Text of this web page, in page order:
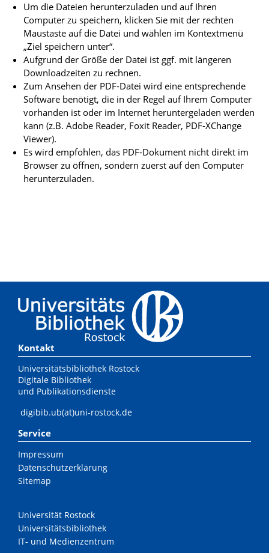
Um die Dateien herunterzuladen und auf Ihren
Computer zu speichern, klicken Sie mit der rechten
Maustaste auf die Datei und wählen im Kontextmenü
„Ziel speichern unter“.
Aufgrund der Größe der Datei ist ggf. mit längeren
Downloadzeiten zu rechnen.
Zum Ansehen der PDF-Datei wird eine entsprechende
Software benötigt, die in der Regel auf Ihrem Computer
vorhanden ist oder im Internet heruntergeladen werden
kann (z.B. Adobe Reader, Foxit Reader, PDF-XChange
Viewer).
Es wird empfohlen, das PDF-Dokument nicht direkt im
Browser zu öffnen, sondern zuerst auf den Computer
herunterzuladen.
Kontakt
Universitätsbibliothek Rostock
Digitale Bibliothek
und Publikationsdienste
digibib.ub(at)uni-rostock.de
Service
Impressum
Datenschutzerklärung
Sitemap
Universität Rostock
Universitätsbibliothek
IT- und Medienzentrum